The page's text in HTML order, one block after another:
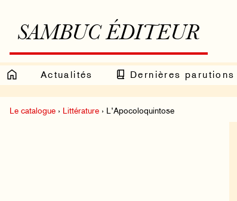
SAMBUC ÉDITEUR
Actualités Dernières parutions
Le catalogue › Littérature › L’Apocoloquintose